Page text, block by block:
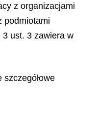
z organizacjami
podmiotami
ust. 3 zawiera w
szczegółowe